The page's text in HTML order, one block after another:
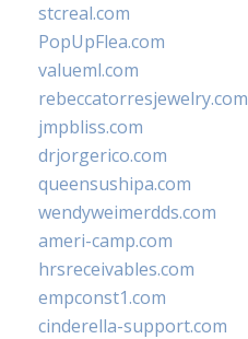
stcreal.com
PopUpFlea.com
valueml.com
rebeccatorresjewelry.com
jmpbliss.com
drjorgerico.com
queensushipa.com
wendyweimerdds.com
ameri-camp.com
hrsreceivables.com
empconst1.com
cinderella-support.com